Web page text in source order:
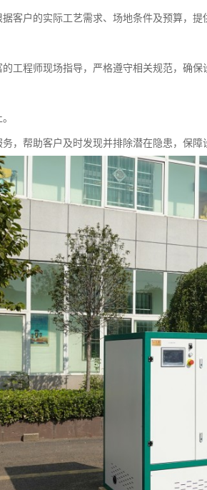
客户的实际工艺需求、场地条件及预算，
工程师现场指导，严格遵守相关规范，确
，帮助客户及时发现并排除潜在隐患，保